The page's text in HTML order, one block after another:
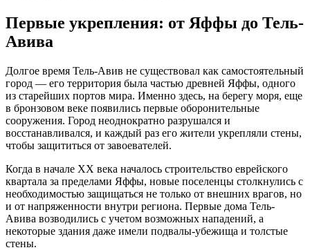
Первые укрепления: от Яффы до Тель-
Авива
Долгое время Тель-Авив не существовал как самостоятельный
город — его территория была частью древней Яффы, одного
из старейших портов мира. Именно здесь, на берегу моря, еще
в бронзовом веке появились первые оборонительные
сооружения. Город неоднократно разрушался и
восстанавливался, и каждый раз его жители укрепляли стены,
чтобы защититься от завоевателей.
Когда в начале XX века началось строительство еврейского
квартала за пределами Яффы, новые поселенцы столкнулись с
необходимостью защищаться не только от внешних врагов, но
и от напряженности внутри региона. Первые дома Тель-
Авива возводились с учетом возможных нападений, а
некоторые здания даже имели подвалы-убежища и толстые
стены.